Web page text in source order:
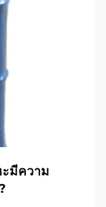
มีความ